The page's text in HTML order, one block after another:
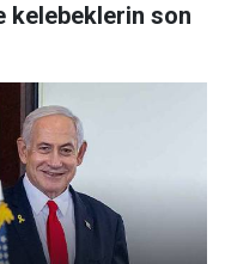
kelebeklerin son